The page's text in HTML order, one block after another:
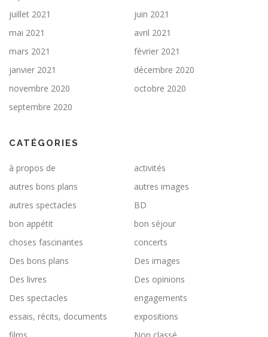
juillet 2021
juin 2021
mai 2021
avril 2021
mars 2021
février 2021
janvier 2021
décembre 2020
novembre 2020
octobre 2020
septembre 2020
CATÉGORIES
à propos de
activités
autres bons plans
autres images
autres spectacles
BD
bon appétit
bon séjour
choses fascinantes
concerts
Des bons plans
Des images
Des livres
Des opinions
Des spectacles
engagements
essais, récits, documents
expositions